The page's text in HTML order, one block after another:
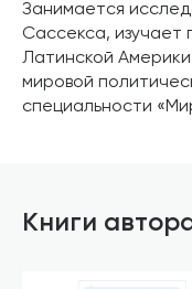
Занимается
Сассекса, изучает
Латинской
мировой
специальности
Книги